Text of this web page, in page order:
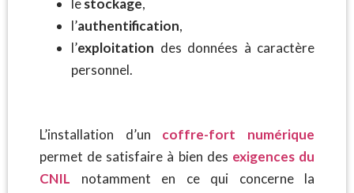
lestockage,
l’authentification,
l’exploitation des données à caractère
personnel.
L’installation d’un coffre-fort numérique
permet de satisfaire à bien des exigences du
CNIL notamment en ce qui concerne la